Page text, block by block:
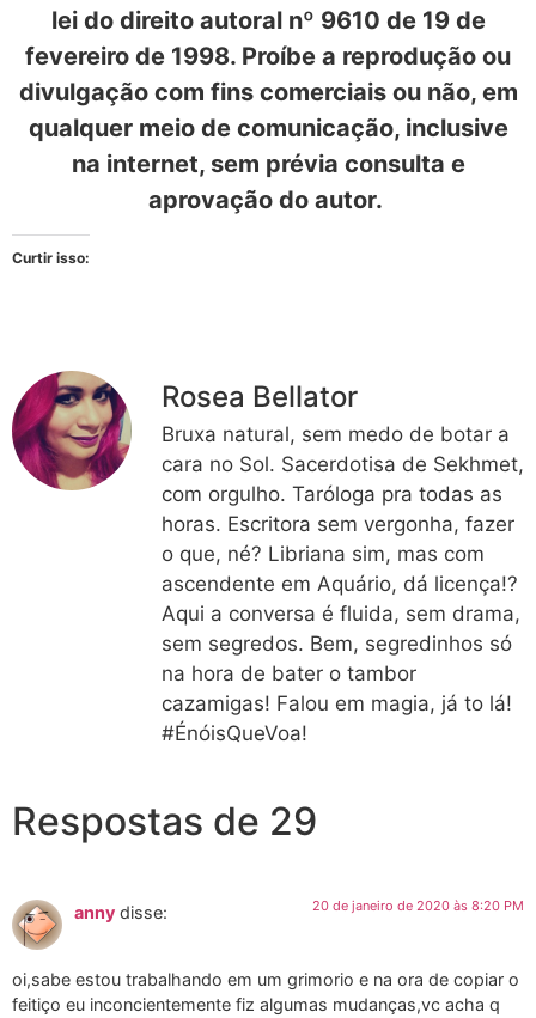
lei do direito autoral nº 9610 de 19 de
fevereiro de 1998. Proíbe a reprodução ou
divulgação com fins comerciais ou não, em
qualquer meio de comunicação, inclusive
na internet, sem prévia consulta e
aprovação do autor.
Curtir isso:
Rosea Bellator
Bruxa natural, sem medo de botar a
cara no Sol. Sacerdotisa de Sekhmet,
com orgulho. Taróloga pra todas as
horas. Escritora sem vergonha, fazer
o que, né? Libriana sim, mas com
ascendente em Aquário, dá licença!?
Aqui a conversa é fluida, sem drama,
sem segredos. Bem, segredinhos só
na hora de bater o tambor
cazamigas! Falou em magia, já to lá!
#ÉnóisQueVoa!
Respostas de 29
anny disse: 20 de janeiro de 2020 às 8:20 PM
oi,sabe estou trabalhando em um grimorio e na ora de copiar o
feitiço eu inconcientemente fiz algumas mudanças,vc acha q